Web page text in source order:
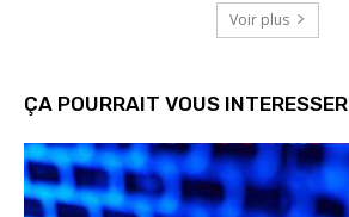
Voir plus
ÇA POURRAIT VOUS INTERESSER